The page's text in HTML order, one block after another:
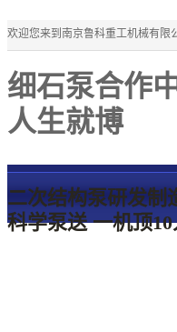
欢迎您来到南京鲁科重工机械有限
细石泵合作
人生就博
二次结构泵研发制
科学泵送 一机顶10